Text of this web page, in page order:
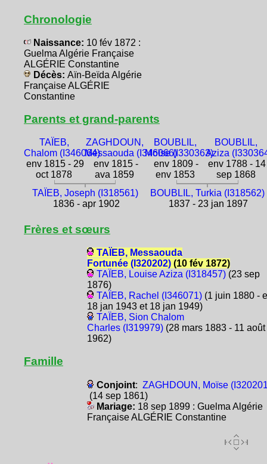
Chronologie
Naissance: 10 fév 1872 :
Guelma Algérie Française
ALGÉRIE Constantine
Décès: Aïn-Beïda Algérie
Française ALGÉRIE
Constantine
Parents et grand-parents
TAÏEB,
Chalom (I346064)
env 1815 - 29
oct 1878
ZAGHDOUN,
Messaouda (I346066)
env 1815 -
ava 1859
BOUBLIL,
Moïse (I330363)
env 1809 -
env 1853
BOUBLIL,
Aziza
env 1788 - 14
sep 1868
TAÏEB, Joseph (I318561)
1836 - apr 1902
BOUBLIL, Turkia (I318562)
1837 - 23 jan 1897
Frères et sœurs
TAÏEB, Messaouda
Fortunée (I320202)(10 fév 1872)
TAÏEB, Louise Aziza (I318457)(23 sep
1876)
TAÏEB, Rachel (I346071)(1 juin 1880 -
18 jan 1943 et 18 jan 1949)
TAÏEB, Sion Chalom
Charles (I319979)(28 mars 1883 - 11 août
1962)
Famille
Conjoint: ZAGHDOUN, Moïse
(14 sep 1861)
Mariage: 18 sep 1899 : Guelma Algérie
Française ALGÉRIE Constantine